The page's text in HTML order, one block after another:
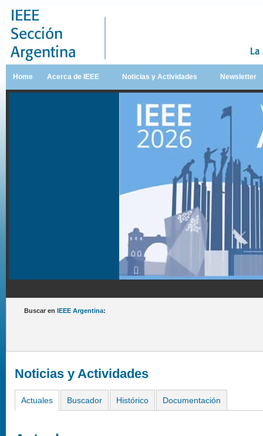
Home Acerca de IEEE Noticias y Actividades Newsletter
Buscar en IEEE Argentina:
Noticias y Actividades
Actuales Buscador Histórico Documentación